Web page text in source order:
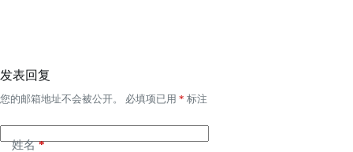
发表回复
您的邮箱地址不会被公开。 必填项已用 * 标注
姓名*